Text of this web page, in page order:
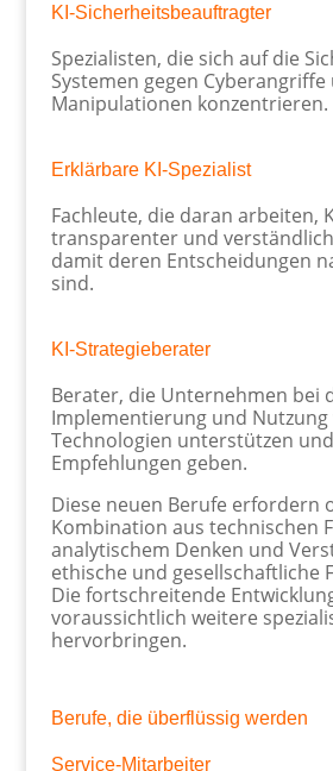
KI-Sicherheitsbeauftragter
Spezialisten, die sich auf die
Systemen gegen Cyberangriffe
Manipulationen konzentrieren.
Erklärbare KI-Spezialist
Fachleute, die daran arbeiten,
transparenter und
damit deren Entscheidungen
sind.
KI-Strategieberater
Berater, die Unternehmen bei
Implementierung und Nutzung
Technologien unterstützen
Empfehlungen geben.
Diese neuen Berufe erfordern
Kombination aus technischen
analytischem Denken und
ethische und gesellschaftliche
Die fortschreitende
voraussichtlich weitere
hervorbringen.
Berufe, die überflüssig werden
Service-Mitarbeiter